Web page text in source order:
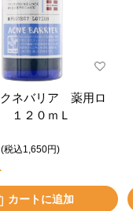
ネバリア 薬用ロ
１２０ｍＬ
(税込1,650円)
カートに追加